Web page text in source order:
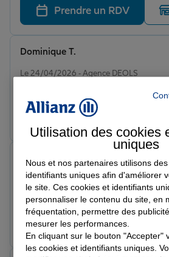
Prendre un RDV
Le 24/04/2026 - Agence DEOLS
Dominique T.
Prendre un RDV
Note de 5 sur 5
Le 12/03/2026 - Agence DEOLS
Très bonne accueil très rapide
james A.
Prendre un RDV
Utilisation des cookies
uniques
Nous et nos partenaires utilisons
identifiants uniques afin d'améliorer
le site. Ces cookies et identifiants
personnaliser le contenu du site, en
fréquentation, permettre des
mesurer les performances.
En cliquant sur le bouton "Accepter"
les cookies et identifiants uniques.